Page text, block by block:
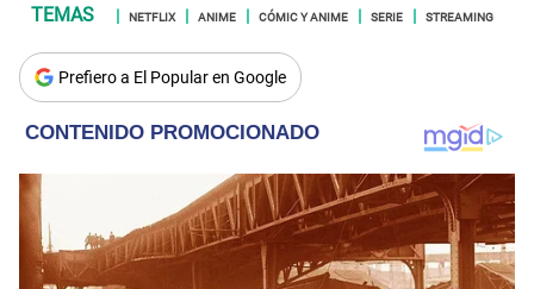
NETFLIX ANIME CÓMIC Y ANIME SERIE STREAMING
Prefiero a El Popular en Google